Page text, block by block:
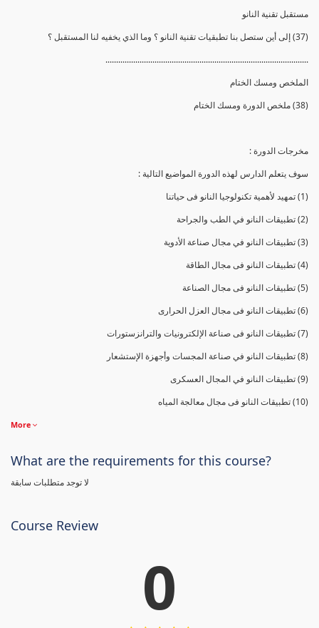
مستقبل تقنية النانو
(37) إلى أين ستصل بنا تطبقيات تقنية النانو ؟ وما الذي يخفيه لنا المستقبل ؟
...............................................................................................
الملخص ومسك الختام
(38) ملخص الدورة ومسك الختام
مخرجات الدورة :
سوف يتعلم الدارس لهذه الدورة المواضيع التالية :
(1) تمهيد لأهمية تكنولوجيا النانو فى حياتنا
(2) تطبيقات النانو في الطب والجراحة
(3) تطبيقات النانو في مجال صناعة الأدوية
(4) تطبيقات النانو فى مجال الطاقة
(5) تطبيقات النانو فى مجال الصناعة
(6) تطبيقات النانو فى مجال العزل الحرارى
(7) تطبيقات النانو فى صناعة الإلكترونيات والترانزستورات
(8) تطبيقات النانو في صناعة المجسات وأجهزة الإستشعار
(9) تطبيقات النانو في المجال العسكرى
(10) تطبيقات النانو فى مجال معالجة المياه
More
What are the requirements for this course?
لا توجد متطلبات سابقة
Course Review
0